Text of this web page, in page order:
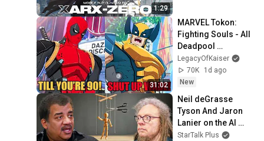
1:29
31:02
MARVEL Tokon:
Fighting Souls - All
Deadpool
Interaction
Dialogues
LegacyOfKaiser
70K
1d ago
New
Neil deGrasse
Tyson And Jaron
Lanier on the AI
Illusion
StarTalk Plus